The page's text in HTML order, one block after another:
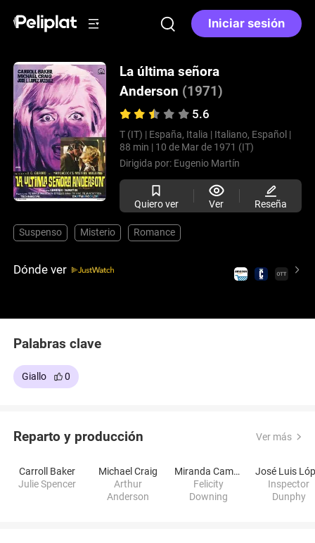
Iniciar sesión
La última señora
Anderson (1971)
5.6
T (IT) | España, Italia | Italiano, Español |
88 min | 10 de Mar de 1971 (IT)
Dirigida por: Eugenio Martín
Quiero ver Ver Reseña
Suspenso Misterio Romance
Dónde ver
Palabras clave
Giallo 0
Reparto y producción Ver más
Carroll Baker
Julie Spencer
Michael Craig
Arthur
Anderson
Miranda Campa
Felicity
Downing
Inspector
Dunphy